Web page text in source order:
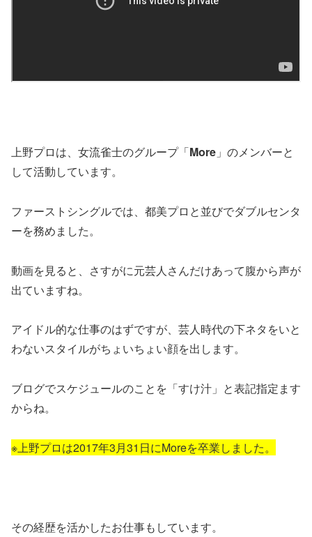
上野プロは、女流雀士のグループ「More 」のメンバーと
して活動しています。
ファーストシングルでは、都美プロと並びでダブルセンタ
ーを務めました。
動画を見ると、さすがに元芸人さんだけあって腹から声が
出ていますね。
アイドル的な仕事のはずですが、芸人時代の下ネタをいと
わないスタイルがちょいちょい顔を出します。
ブログでスケジュールのことを「すけ汁 」と表記指定ます
からね。
※上野プロは2017年3月31日にMoreを卒業しました。
その経歴を活かしたお仕事もしています。